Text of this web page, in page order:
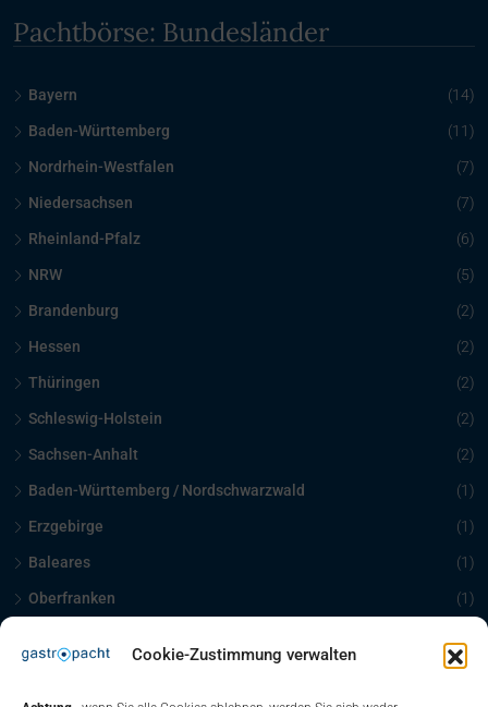
Cookie-Zustimmung verwalten
Pachtbörse: Bundesländer
Bayern (14)
Baden-Württemberg (11)
Nordrhein-Westfalen (7)
Niedersachsen (7)
Rheinland-Pfalz (6)
NRW (5)
Brandenburg (2)
Hessen (2)
Thüringen (2)
Schleswig-Holstein (2)
Sachsen-Anhalt (2)
Baden-Württemberg / Nordschwarzwald (1)
Erzgebirge (1)
Baleares (1)
Oberfranken (1)